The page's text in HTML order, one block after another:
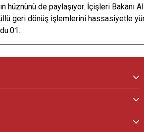
hüznünü de paylaşıyor. İçişleri Bakanı
geri dönüş işlemlerini hassasiyetle